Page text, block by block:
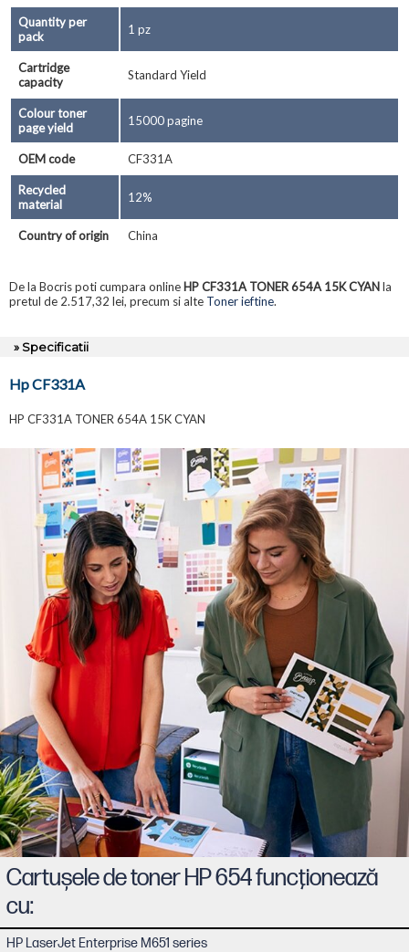
Quantity per
pack
1 pz
Cartridge
capacity
Standard Yield
Colour toner
page yield
15000 pagine
OEM code CF331A
Recycled
material
12%
Country of origin China
De la Bocris poti cumpara online HP CF331A TONER 654A 15K CYANla
pretul de 2.517,32 lei, precum si alte Toner ieftine.
» Specificatii
Hp CF331A
HP CF331A TONER 654A 15K CYAN
Cartuşele de toner HP 654 funcţionează
cu:
HP LaserJet Enterprise M651 series